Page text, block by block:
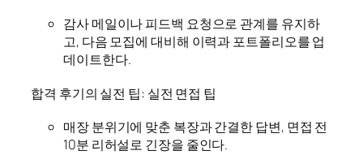
감사 메일이나 피드백 요청으로 관계를 유지하
고, 다음 모집에 대비해 이력과 포트폴리오를 업
데이트한다.
합격 후기의 실전 팁: 실전 면접 팁
매장 분위기에 맞춘 복장과 간결한 답변, 면접 전
10분 리허설로 긴장을 줄인다.